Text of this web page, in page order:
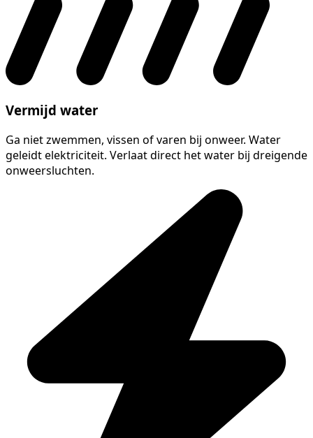
Vermijd water
Ga niet zwemmen, vissen of varen bij onweer. Water
geleidt elektriciteit. Verlaat direct het water bij dreigende
onweersluchten.